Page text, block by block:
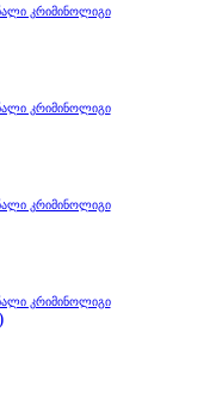
კრიმინოლიგი
კრიმინოლიგი
კრიმინოლიგი
კრიმინოლიგი